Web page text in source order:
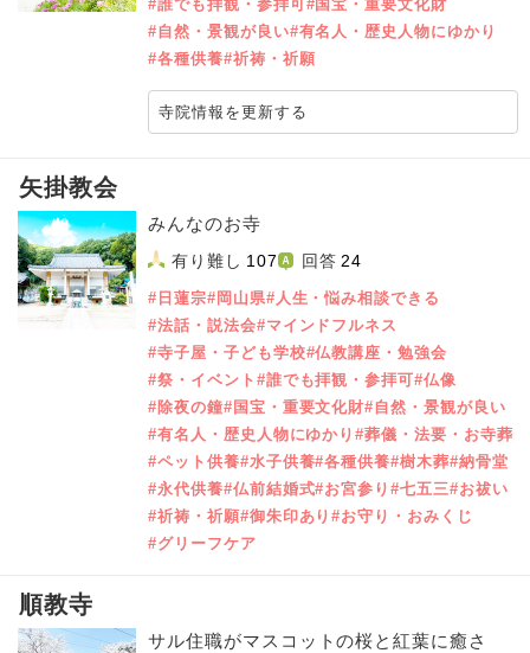
#誰でも拝観・参拝可#国宝・重要文化財
#自然・景観が良い#有名人・歴史人物にゆかり
#各種供養#祈祷・祈願
寺院情報を更新する
矢掛教会
みんなのお寺
有り難し 107 回答 24
#日蓮宗#岡山県#人生・悩み相談できる
#法話・説法会#マインドフルネス
#寺子屋・子ども学校#仏教講座・勉強会
#祭・イベント #誰でも拝観・参拝可#仏像
#除夜の鐘#国宝・重要文化財#自然・景観が良い
#有名人・歴史人物にゆかり#葬儀・法要・お寺葬
#ペット供養#水子供養#各種供養#樹木葬#納骨堂
#永代供養#仏前結婚式#お宮参り#七五三#お祓い
#祈祷・祈願#御朱印あり#お守り・おみくじ
#グリーフケア
順教寺
サル住職がマスコットの桜と紅葉に癒さ